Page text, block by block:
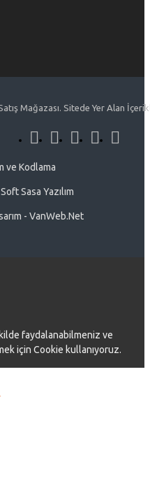
Mağazası. Sitede Yer Alan
ve Kodlama
Sasa Yazılım
- VanWeb.Net
faydalanabilmeniz ve
için Cookie kullanıyoruz.